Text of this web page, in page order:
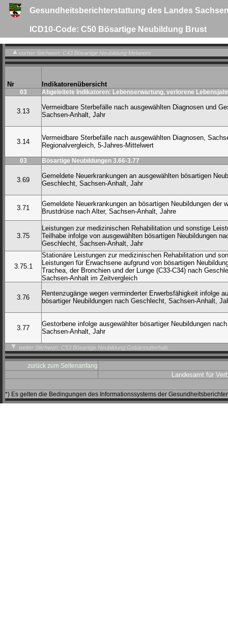
Gesundheitsberichterstattung des Landes
ICD10-Code: C50 Bösartige Neubildung Brust
vorher Stichwort: C43 Bösartige Neubildung Melanom
Nr Indikatorenübersicht
03 Abgeleitete Indikatoren: Lebenserwartung, verlorene
3.13
Vermeidbare Sterbefälle nach ausgewählten Diagnosen und
Sachsen-Anhalt, Jahr
3.14
Vermeidbare Sterbefälle nach ausgewählten Diagnosen,
Regionalvergleich, 5-Jahres-Mittelwert
03 Bösartige Neubildungen 3.66-3.77
3.69
Gemeldete Neuerkrankungen an ausgewählten bösartigen
Geschlecht, Sachsen-Anhalt, Jahr
3.71
Gemeldete Neuerkrankungen an bösartigen Neubildungen der
Brustdrüse nach Alter, Sachsen-Anhalt, Jahre
3.75
Leistungen zur medizinischen Rehabilitation und sonstige
Teilhabe infolge von ausgewählten bösartigen Neubildungen
Geschlecht, Sachsen-Anhalt, Jahr
3.75.1
Stationäre Leistungen zur medizinischen Rehabilitation und
Leistungen für Erwachsene aufgrund von bösartigen
Trachea, der Bronchien und der Lunge (C33-C34) nach
Sachsen-Anhalt im Zeitvergleich
3.76
Rentenzugänge wegen verminderter Erwerbsfähigkeit infolge
bösartiger Neubildungen nach Geschlecht, Sachsen-Anhalt,
3.77
Gestorbene infolge ausgewählter bösartiger Neubildungen
Sachsen-Anhalt, Jahr
weiter Stichwort: C53 Bösartige Neubildung Gebärmutterhals
zurück zum Seitenanfang
Landesamt für
*) Es gelten die Bedingungen des Informationssystems der